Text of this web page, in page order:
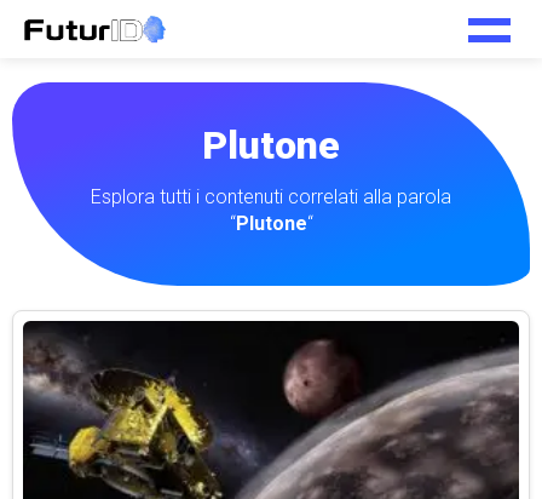
Plutone
Esplora tutti i contenuti correlati alla parola
“Plutone“